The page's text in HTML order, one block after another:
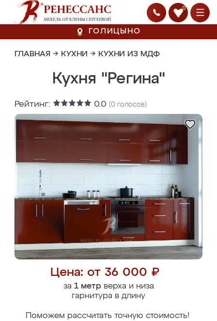
0
ГОЛИЦЫНО
ГЛАВНАЯ → КУХНИ → КУХНИ ИЗ МДФ
Кухня "Регина"
Рейтинг: 0.0 (0 голосов)
Цена: от 36 000 ₽
за 1 метрверха и низа
гарнитура в длину
Поможем рассчитать точную стоимость!